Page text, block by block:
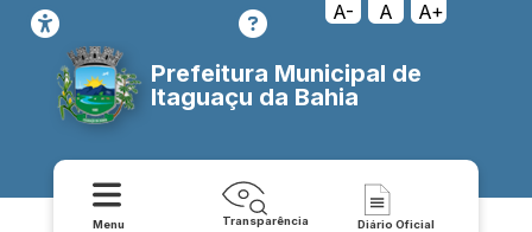
A- A A+
Prefeitura Municipal de
Itaguaçu da Bahia
Menu Transparência Diário Oficial